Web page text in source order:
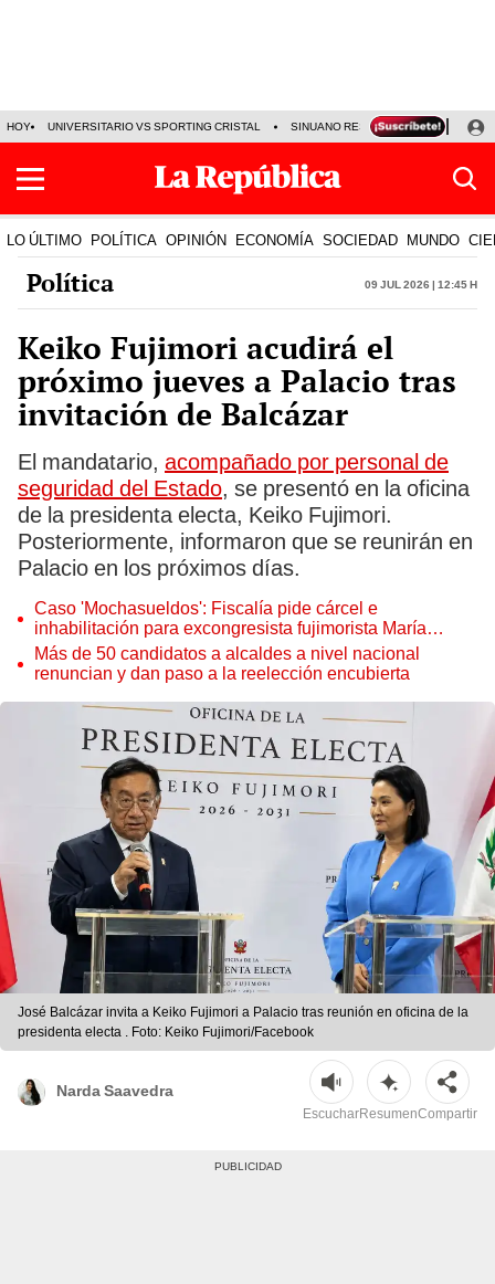
HOY UNIVERSITARIO VS SPORTING CRISTAL SINUANO RESULTADOS HOY
LO ÚLTIMO POLÍTICA OPINIÓN ECONOMÍA SOCIEDAD MUNDO
Política 09 Jul 2026 | 12:45 h
Keiko Fujimori acudirá el
próximo jueves a Palacio tras
invitación de Balcázar
El mandatario, acompañado por personal de
seguridad del Estado, se presentó en la oficina
de la presidenta electa, Keiko Fujimori.
Posteriormente, informaron que se reunirán en
Palacio en los próximos días.
Caso 'Mochasueldos': Fiscalía pide cárcel e
inhabilitación para excongresista fujimorista María
Cordero Jon Tay
Más de 50 candidatos a alcaldes a nivel nacional
renuncian y dan paso a la reelección encubierta
José Balcázar invita a Keiko Fujimori a Palacio tras reunión en oficina de la
presidenta electa . Foto: Keiko Fujimori/Facebook
Narda Saavedra
EscucharResumenCompartir